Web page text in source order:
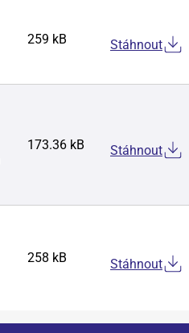
259 kB Stáhnout
173.36 kB Stáhnout
258 kB Stáhnout